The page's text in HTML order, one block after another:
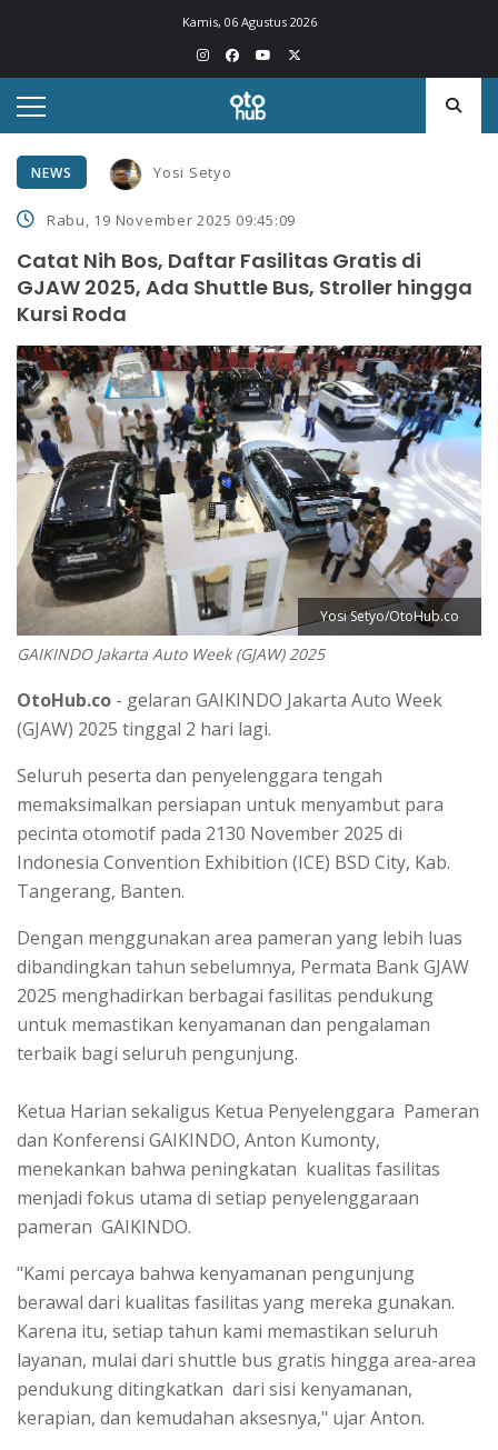
Kamis, 06 Agustus 2026
NEWS Yosi Setyo
Rabu, 19 November 2025 09:45:09
Catat Nih Bos, Daftar Fasilitas Gratis di
GJAW 2025, Ada Shuttle Bus, Stroller hingga
Kursi Roda
Yosi Setyo/OtoHub.co
GAIKINDO Jakarta Auto Week (GJAW) 2025
OtoHub.co - gelaran GAIKINDO Jakarta Auto Week
(GJAW) 2025 tinggal 2 hari lagi.
Seluruh peserta dan penyelenggara tengah
memaksimalkan persiapan untuk menyambut para
pecinta otomotif pada 2130 November 2025 di
Indonesia Convention Exhibition (ICE) BSD City, Kab.
Tangerang, Banten.
Dengan menggunakan area pameran yang lebih luas
dibandingkan tahun sebelumnya, Permata Bank GJAW
2025 menghadirkan berbagai fasilitas pendukung
untuk memastikan kenyamanan dan pengalaman
terbaik bagi seluruh pengunjung.
Ketua Harian sekaligus Ketua Penyelenggara Pameran
dan Konferensi GAIKINDO, Anton Kumonty,
menekankan bahwa peningkatan kualitas fasilitas
menjadi fokus utama di setiap penyelenggaraan
pameran GAIKINDO.
"Kami percaya bahwa kenyamanan pengunjung
berawal dari kualitas fasilitas yang mereka gunakan.
Karena itu, setiap tahun kami memastikan seluruh
layanan, mulai dari shuttle bus gratis hingga area-area
pendukung ditingkatkan dari sisi kenyamanan,
kerapian, dan kemudahan aksesnya," ujar Anton.